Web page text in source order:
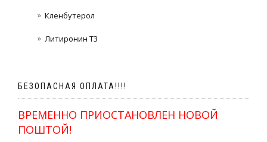
Кленбутерол
Литиронин Т3
БЕЗОПАСНАЯ ОПЛАТА!!!!
ВРЕМЕННО ПРИОСТАНОВЛЕН НОВОЙ
ПОШТОЙ!